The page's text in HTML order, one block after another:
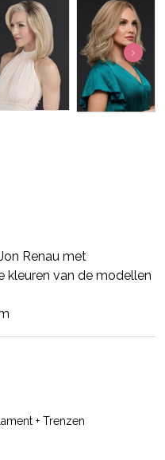
Renau met
kleuren van de modellen
+ Trenzen